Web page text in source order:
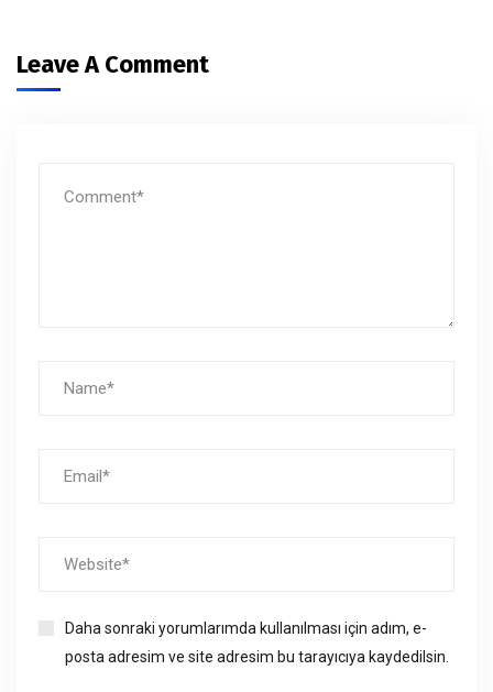
Leave A Comment
Daha sonraki yorumlarımda kullanılması için adım, e-
posta adresim ve site adresim bu tarayıcıya kaydedilsin.